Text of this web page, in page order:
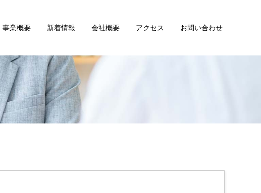
事業概要 新着情報 会社概要 アクセス お問い合わせ